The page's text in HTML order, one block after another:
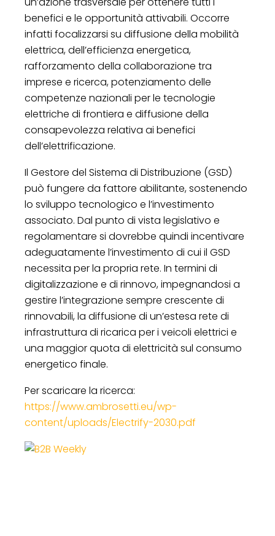
benefici e le opportunità attivabili. Occorre
infatti focalizzarsi su diffusione della mobilità
elettrica, dell’efficienza energetica,
rafforzamento della collaborazione tra
imprese e ricerca, potenziamento delle
competenze nazionali per le tecnologie
elettriche di frontiera e diffusione della
consapevolezza relativa ai benefici
dell’elettrificazione.
Il Gestore del Sistema di Distribuzione (GSD)
può fungere da fattore abilitante, sostenendo
lo sviluppo tecnologico e l’investimento
associato. Dal punto di vista legislativo e
regolamentare si dovrebbe quindi incentivare
adeguatamente l’investimento di cui il GSD
necessita per la propria rete. In termini di
digitalizzazione e di rinnovo, impegnandosi a
gestire l’integrazione sempre crescente di
rinnovabili, la diffusione di un’estesa rete di
infrastruttura di ricarica per i veicoli elettrici e
una maggior quota di elettricità sul consumo
energetico finale.
Per scaricare la ricerca:
https://www.ambrosetti.eu/wp-
content/uploads/Electrify-2030.pdf